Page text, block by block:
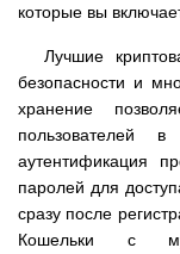
которые вы
Лучшие
безопасности и
хранение
пользователей
аутентификация
паролей для
сразу после
Кошельки с